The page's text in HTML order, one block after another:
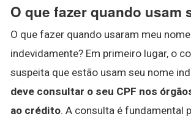
O que fazer quando usam
O que fazer quando usaram meu nome
indevidamente? Em primeiro lugar, o
suspeita que estão usam seu nome
deve consultar o seu CPF nos
ao crédito. A consulta é fundamental